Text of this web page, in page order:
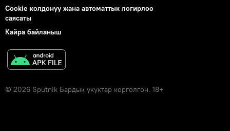
Cookie колдонуу жана автоматтык логирлөө
саясаты
Кайра байланыш
© 2026 Sputnik Бардык укуктар корголгон. 18+